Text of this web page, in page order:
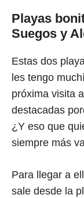
Playas
Suegos y
Estas dos
les tengo
próxima visita
destacadas
¿Y eso que
siempre más
Para llegar a
sale desde la